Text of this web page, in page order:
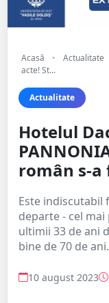
Acasă • Actualitate
acte! St...
Actualitate
Hotelul
român s-
Este indiscutabil
departe - cel
ultimii 33 de ani
bine de 70 de
10 august 2023